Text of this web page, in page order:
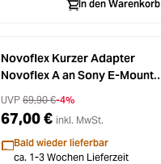
In den Warenkorb
Novoflex Kurzer Adapter
Novoflex A an Sony E-Mount
Kameras
UVP 69,90 €-4%
67,00 € inkl. MwSt.
Bald wieder lieferbar
ca. 1-3 Wochen Lieferzeit